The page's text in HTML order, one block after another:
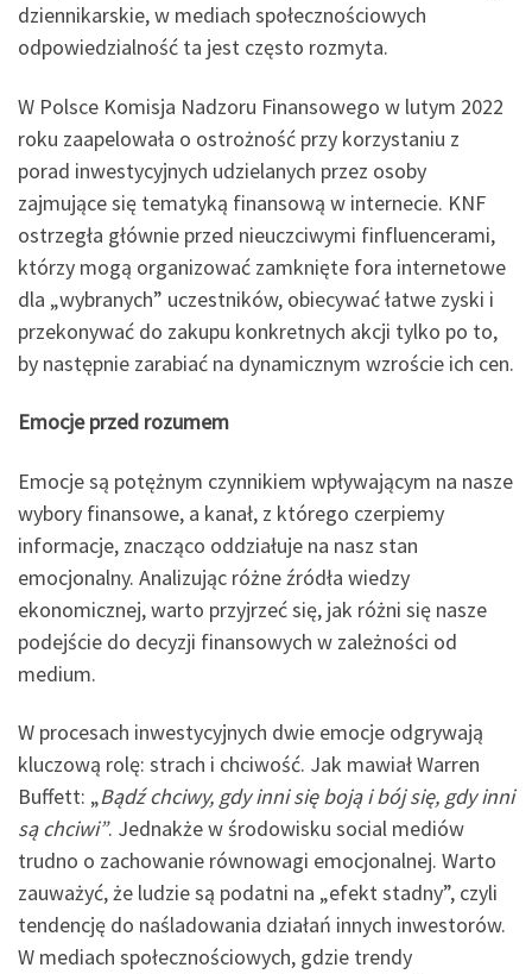
dziennikarskie, w mediach społecznościowych
odpowiedzialność ta jest często rozmyta.
W Polsce Komisja Nadzoru Finansowego w lutym 2022
roku zaapelowała o ostrożność przy korzystaniu z
porad inwestycyjnych udzielanych przez osoby
zajmujące się tematyką finansową w internecie. KNF
ostrzegła głównie przed nieuczciwymi finfluencerami,
którzy mogą organizować zamknięte fora internetowe
dla „wybranych” uczestników, obiecywać łatwe zyski i
przekonywać do zakupu konkretnych akcji tylko po to,
by następnie zarabiać na dynamicznym wzroście ich cen.
Emocje przed rozumem
Emocje są potężnym czynnikiem wpływającym na nasze
wybory finansowe, a kanał, z którego czerpiemy
informacje, znacząco oddziałuje na nasz stan
emocjonalny. Analizując różne źródła wiedzy
ekonomicznej, warto przyjrzeć się, jak różni się nasze
podejście do decyzji finansowych w zależności od
medium.
W procesach inwestycyjnych dwie emocje odgrywają
kluczową rolę: strach i chciwość. Jak mawiał Warren
Buffett: „Bądź chciwy, gdy inni się boją i bój się, gdy inni
są chciwi”. Jednakże w środowisku social mediów
trudno o zachowanie równowagi emocjonalnej. Warto
zauważyć, że ludzie są podatni na „efekt stadny”, czyli
tendencję do naśladowania działań innych inwestorów.
W mediach społecznościowych, gdzie trendy